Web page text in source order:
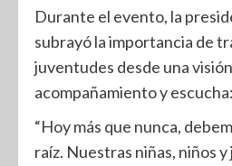
Durante el evento, la
subrayó la importancia de
juventudes desde una
acompañamiento y escucha:
“Hoy más que nunca,
raíz. Nuestras niñas, niños